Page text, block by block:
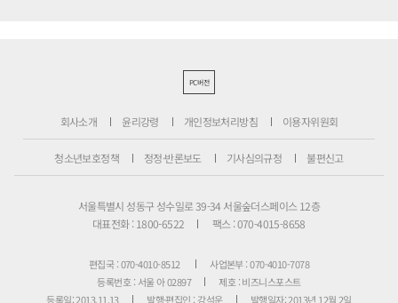
PC버전
회사소개 윤리강령 개인정보처리방침 이용자위원회
청소년보호정책 정정·반론보도 기사심의규정 불편신고
서울특별시 성동구 성수일로 39-34 서울숲더스페이스 12층
대표전화 : 1800-6522
팩스 : 070-4015-8658
편집국 : 070-4010-8512
사업본부 : 070-4010-7078
등록번호 : 서울 아 02897
제호 : 비즈니스포스트
등록일: 2013.11.13
발행·편집인 : 강석운 발행일자: 2013년 12월 2일